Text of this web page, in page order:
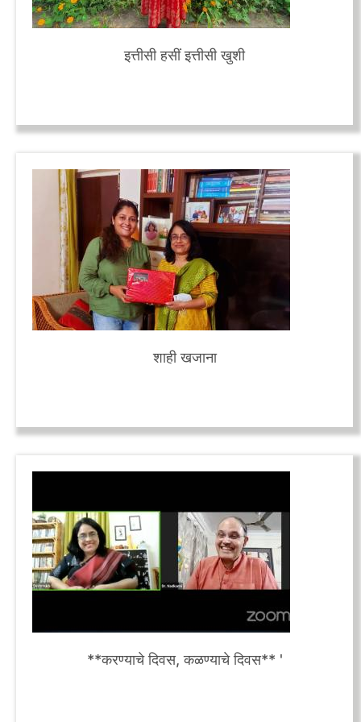
इत्तीसी हसीं इत्तीसी खुशी
शाही खजाना
**करण्याचे दिवस, कळण्याचे दिवस** '